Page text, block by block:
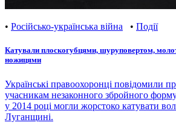
• Російсько-українська війна • Події
Катували плоскогубцями, шуруповертом,
ножицями
Українські правоохоронці повідомили
учасникам незаконного збройного
у 2014 році могли жорстоко катувати
Луганщині.